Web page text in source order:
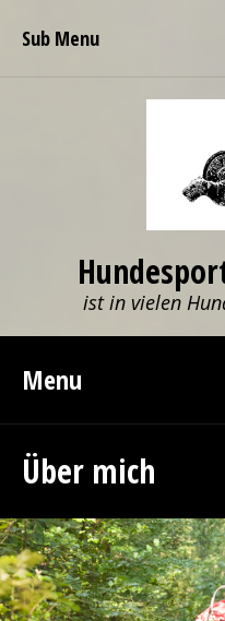
Sub Menu
ist in vielen
Menu
Über mich